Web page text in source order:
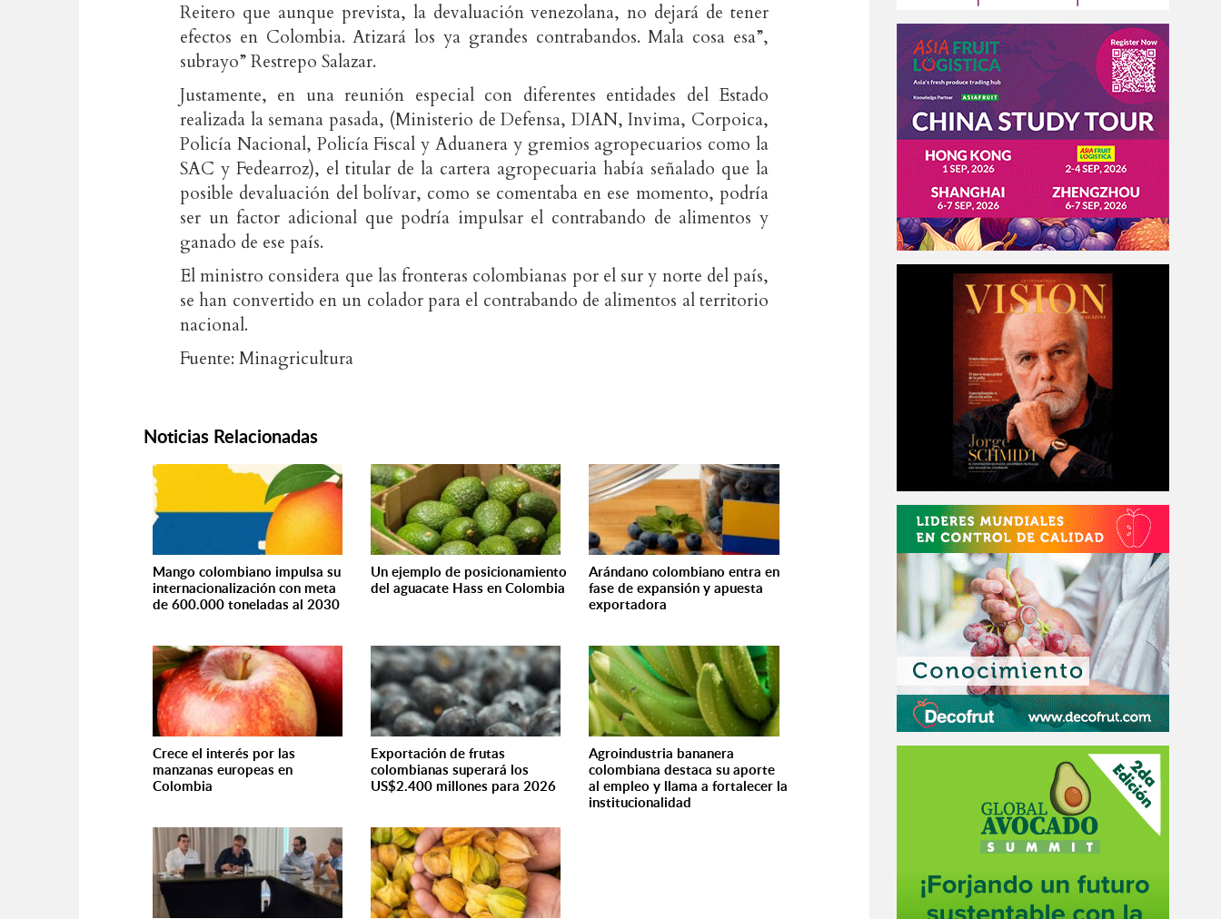
Reitero que aunque prevista, la devaluación venezolana, no dejará de tener
efectos en Colombia. Atizará los ya grandes contrabandos. Mala cosa esa”,
subrayo” Restrepo Salazar.
Justamente, en una reunión especial con diferentes entidades del Estado
realizada la semana pasada, (Ministerio de Defensa, DIAN, Invima, Corpoica,
Policía Nacional, Policía Fiscal y Aduanera y gremios agropecuarios como la
SAC y Fedearroz), el titular de la cartera agropecuaria había señalado que la
posible devaluación del bolívar, como se comentaba en ese momento, podría
ser un factor adicional que podría impulsar el contrabando de alimentos y
ganado de ese país.
El ministro considera que las fronteras colombianas por el sur y norte del país,
se han convertido en un colador para el contrabando de alimentos al territorio
nacional.
Fuente: Minagricultura
Noticias Relacionadas
Mango colombiano impulsa su
internacionalización con meta
de 600.000 toneladas al 2030
Un ejemplo de posicionamiento
del aguacate Hass en Colombia
Arándano colombiano entra en
fase de expansión y apuesta
exportadora
Crece el interés por las
manzanas europeas en
Colombia
Exportación de frutas
colombianas superará los
US$2.400 millones para 2026
Agroindustria bananera
colombiana destaca su aporte
al empleo y llama a fortalecer la
institucionalidad